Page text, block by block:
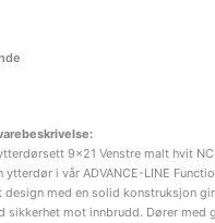
9×21 Venstre malt hvit
ytterdør i vår ADVANCE-LINE
design med en solid konstruksjon
sikkerhet mot innbrudd. Dører med